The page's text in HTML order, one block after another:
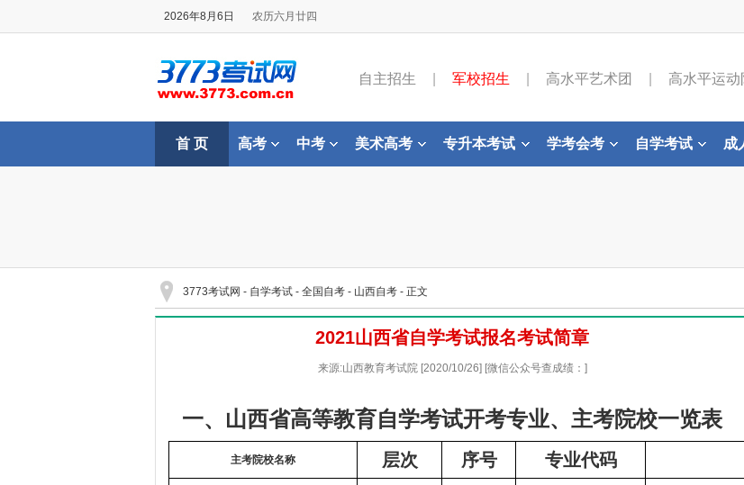
2026年8月6日 农历六月廿四
自主招生 军校招生 高水平艺术团 高水平运动
首 页 高考 中考 美术高考 专升本考试 学考会考 自学考试 成
3773考试网 - 自学考试 - 全国自考 - 山西自考 - 正文
2021山西省自学考试报名考试简章
来源:山西教育考试院 [2020/10/26] [微信公众号查成绩：]
一、 山西省高等教育自学考试开考专业、主考院校一览表
主考院校名称 层次 序号 专业代码